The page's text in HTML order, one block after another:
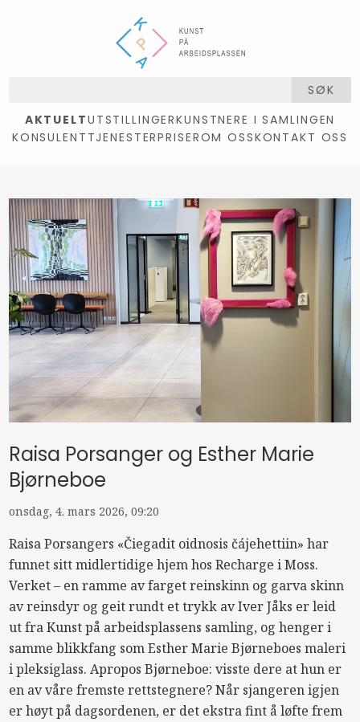
SØK
AKTUELTUTSTILLINGERKUNSTNERE I SAMLINGEN
KONSULENTTJENESTERPRISEROM OSSKONTAKT OSS
Raisa Porsanger og Esther Marie
Bjørneboe
onsdag, 4. mars 2026, 09:20
Raisa Porsangers «Čiegadit oidnosis čájehettiin» har
funnet sitt midlertidige hjem hos Recharge i Moss.
Verket – en ramme av farget reinskinn og garva skinn
av reinsdyr og geit rundt et trykk av Iver Jåks er leid
ut fra Kunst på arbeidsplassens samling, og henger i
samme blikkfang som Esther Marie Bjørneboes maleri
i pleksiglass. Apropos Bjørneboe: visste dere at hun er
en av våre fremste rettstegnere? Når sjangeren igjen
er høyt på dagsordenen, er det ekstra fint å løfte frem